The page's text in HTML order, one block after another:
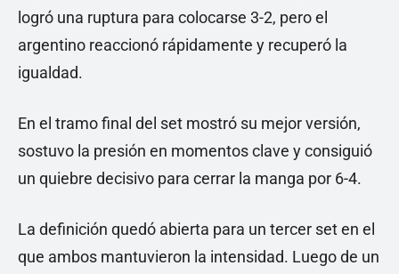
logró una ruptura para colocarse 3-2, pero el
argentino reaccionó rápidamente y recuperó la
igualdad.
En el tramo final del set mostró su mejor versión,
sostuvo la presión en momentos clave y consiguió
un quiebre decisivo para cerrar la manga por 6-4.
La definición quedó abierta para un tercer set en el
que ambos mantuvieron la intensidad. Luego de un